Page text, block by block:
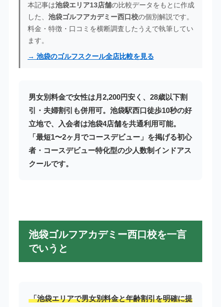
本記事は池袋エリア13店舗の比較データをもとに作成
した、 池袋ゴルフアカデミー西口校の個別解説です。
料金・特徴・口コミを横断調査したうえで執筆してい
ます。
→ 池袋のゴルフスクール全店比較を見る
男女別料金で女性は月2,200円安く、28歳以下割
引・夫婦割引も併用可。池袋駅西口徒歩10秒の好
立地で、入会者は池袋4店舗を共通利用可能。
「最短1〜2ヶ月でコースデビュー」を掲げる初心
者・コースデビュー特化型の少人数制インドアス
クールです。
池袋ゴルフアカデミー西口校を一言
でいうと
「池袋エリアで男女別料金と年齢割引を明確に提